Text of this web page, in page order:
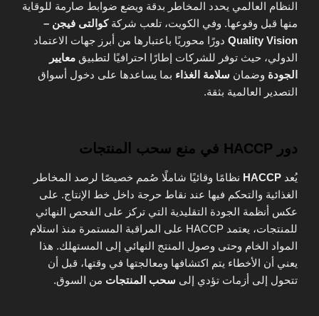
النظام العالمي يحدد المخاطر بدقة ويضع ضوابط صارمة للوقاية
منها قبل وقوعها. وفي الكويت، تلعب شركةكوالتى فيجن –
Quality Vision دورًا محوريًا باعتبارها من أبرز جهات الاعتماد
الدولي، حيث توفر للشركات إطارًا احترافيًا لتطبيق معايير
الجودة وضمان سلامة الغذاء بما يساعدها على دخول أسواق
التصدير العالمية بثقة.
دور HACCP في منع سحب المنتجات
يُعد HACCP نظامًا وقائيًا شاملًا صُمم خصيصًا لرصد المخاطر
الغذائية والتحكم فيها عند نقاط حرجة داخل خط الإنتاج. على
عكس أنظمة الجودة التقليدية التي تركز على الفحص النهائي
للمنتجات، يعتمد HACCP على المراقبة المستمرة منذ استلام
المواد الخام وحتى وصول المنتج النهائي إلى المستهلك. هذا
يعني أن الأخطاء يتم اكتشافها ومعالجتها في وقتها، قبل أن
تتحول إلى أزمات تؤدي إلى سحب المنتجات من السوق.